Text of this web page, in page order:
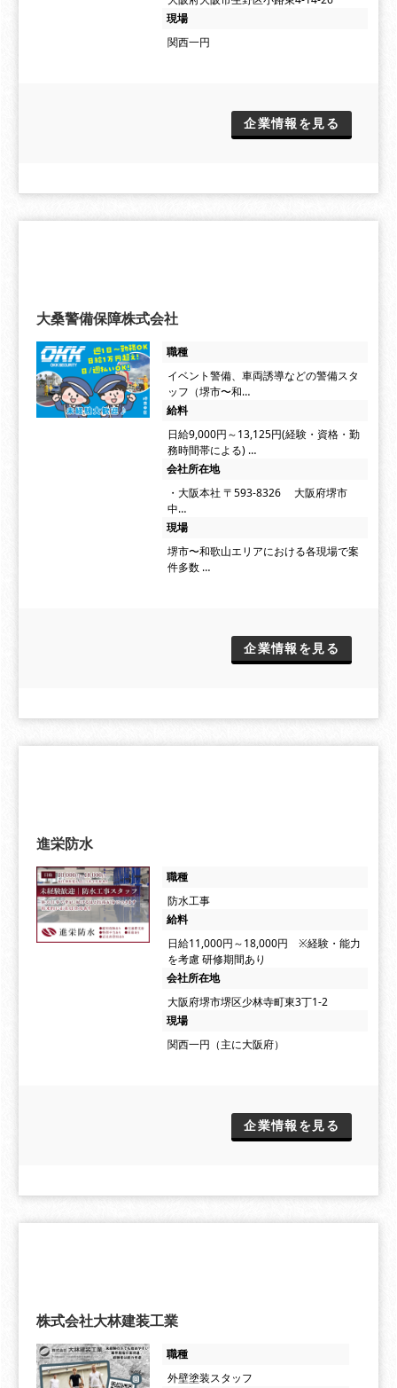
現場
関西一円
企業情報を見る
大桑警備保障株式会社
職種
イベント警備、車両誘導などの警備スタ
ッフ（堺市〜和…
給料
日給9,000円～13,125円(経験・資格・勤
務時間帯による) …
会社所在地
・大阪本社 〒593-8326 大阪府堺市
中…
現場
堺市〜和歌山エリアにおける各現場で案
件多数 …
企業情報を見る
進栄防水
職種
防水工事
給料
日給11,000円～18,000円 ※経験・能力
を考慮 研修期間あり
会社所在地
大阪府堺市堺区少林寺町東3丁1-2
現場
関西一円（主に大阪府）
企業情報を見る
株式会社大林建装工業
職種
外壁塗装スタッフ